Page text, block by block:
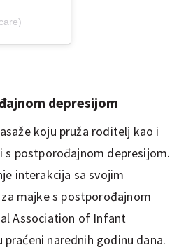
depresijom
koju pruža roditelj kao i
postporođajnom depresijom.
interakcija sa svojim
majke s postporođajnom
Association of Infant
narednih godinu dana.